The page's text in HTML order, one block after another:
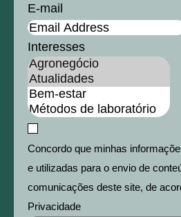
E-mail
Interesses
Concordo que minhas
e utilizadas para o envio de
comunicações deste site, de
Privacidade